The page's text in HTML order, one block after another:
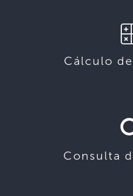
Cálculo
Consulta